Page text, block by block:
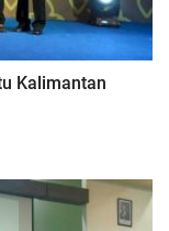
Kalimantan